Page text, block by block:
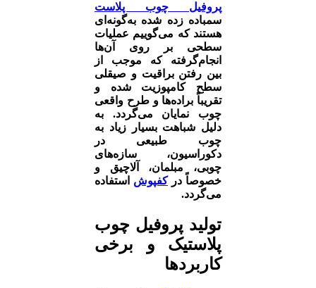
پروفیل چوب پلاست
سمباده زده شده به‌گونه‌ای
هستند که می‌گوییم عملیات
سطحی بر روی آن‌ها
انجام‌گرفته که موجب از
بین رفتن براقیت و صیقلی
سطح کامپوزیت شده و
تقریباً براده‌ها و طرح واقعی
چوب نمایان می‌گردد. به
دلیل شباهت بسیار زیاد به
چوب طبیعی در
دکوراسیون، سازه‌های
چوبی، مبلمان، آلاچیق و
خصوصاً درکفپوش استفاده
می‌گردد.
تولید پروفیل چوب
پلاستیک و برخی
کاربردها